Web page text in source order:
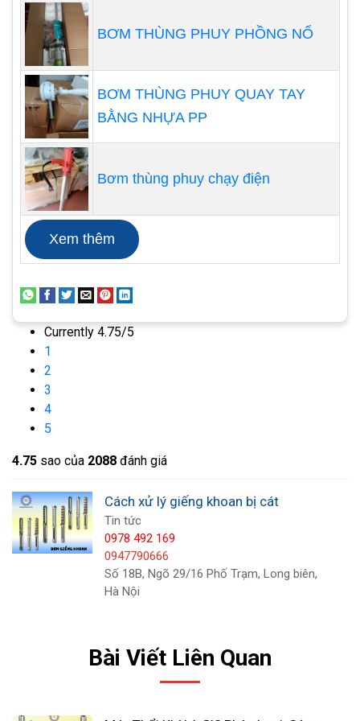
của giếng khoan và lượng nước cần bơm lên hàng
ngày.
Một yếu tố quan trọng khác là hiệu suất của máy
bơm. Quý khách cần tìm hiểu về lưu lượng nước
mà máy bơm có thể cung cấp trong một khoảng
thời gian nhất định. Ngoài ra, áp suất của máy bơm
cũng là một yếu tố quan trọng, đặc biệt nếu Quý
khách cần bơm nước lên từ một độ sâu lớn.
Chất lượng của máy bơm cũng rất quan trọng. Quý
khách nên tìm hiểu về các thương hiệu uy tín và
sản phẩm được đánh giá cao trên thị trường. Việc
sẽ giúp đảm bảo rằng Quý khách đang mua một
sản phẩm chất lượng và có độ bền cao.
Ngoài ra, Quý khách cũng cần xem xét vấn đề về
tiết kiệm năng lượng. Một máy bơm giếng khoan
chất lượng không chỉ cung cấp hiệu suất tốt mà
còn tiết kiệm điện năng, giúp giảm chi phí vận
hành trong dài hạn.
BƠM THÙNG PHUY PHỒNG NỔ
BƠM THÙNG PHUY QUAY TAY
BẰNG NHỰA PP
Bơm thùng phuy chạy điện
Xem thêm
Currently 4.75/5
1
2
3
4
5
4.75 sao của 2088 đánh giá
Cách xử lý giếng khoan bị cát
Tin tức
0978 492 169
0947790666
Số 18B, Ngõ 29/16 Phố Trạm, Long biên,
Hà Nội
Bài Viết Liên Quan